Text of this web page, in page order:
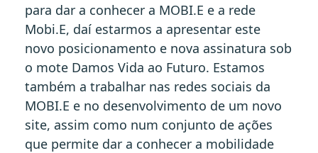
para dar a conhecer a MOBI.E e a rede
Mobi.E, daí estarmos a apresentar este
novo posicionamento e nova assinatura sob
o mote Damos Vida ao Futuro. Estamos
também a trabalhar nas redes sociais da
MOBI.E e no desenvolvimento de um novo
site, assim como num conjunto de ações
que permite dar a conhecer a mobilidade